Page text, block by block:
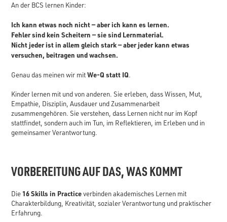
An der BCS lernen Kinder:
Ich kann etwas noch nicht — aber ich kann es lernen.
Fehler sind kein Scheitern — sie sind Lernmaterial.
Nicht jeder ist in allem gleich stark — aber jeder kann etwas
versuchen, beitragen und wachsen.
Genau das meinen wir mitWe-Q statt IQ.
Kinder lernen mit und von anderen. Sie erleben, dass Wissen, Mut,
Empathie, Disziplin, Ausdauer und Zusammenarbeit
zusammengehören. Sie verstehen, dass Lernen nicht nur im Kopf
stattfindet, sondern auch im Tun, im Reflektieren, im Erleben und in
gemeinsamer Verantwortung.
VORBEREITUNG AUF DAS, WAS KOMMT
Die16 Skills in Practiceverbinden akademisches Lernen mit
Charakterbildung, Kreativität, sozialer Verantwortung und praktischer
Erfahrung.